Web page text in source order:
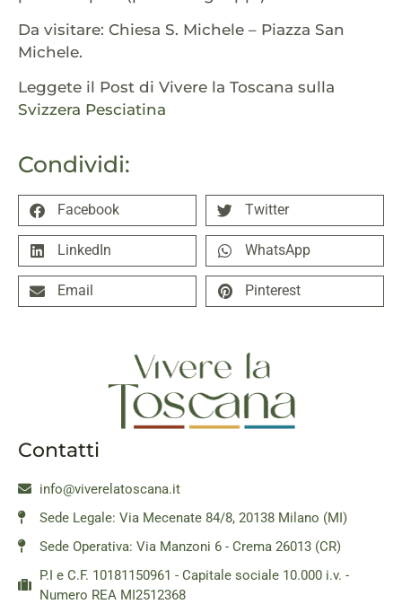
Condividi:
Facebook Twitter
LinkedIn WhatsApp
Email Pinterest
Da visitare: Chiesa S. Michele – Piazza San
Michele.
Leggete il Post di Vivere la Toscana sulla
Svizzera Pesciatina
Contatti
info@viverelatoscana.it
Sede Legale: Via Mecenate 84/8, 20138 Milano (MI)
Sede Operativa: Via Manzoni 6 - Crema 26013 (CR)
P.I e C.F. 10181150961 - Capitale sociale 10.000 i.v. -
Numero REA MI2512368